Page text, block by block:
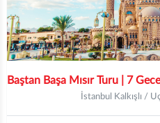
İstanbul Kalkışlı /